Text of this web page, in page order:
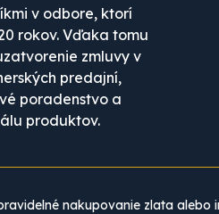
v odbore, ktorí
rokov. Vďaka tomu
zmluvy v
predajní,
poradenstvo a
produktov.
nakupovanie zlata